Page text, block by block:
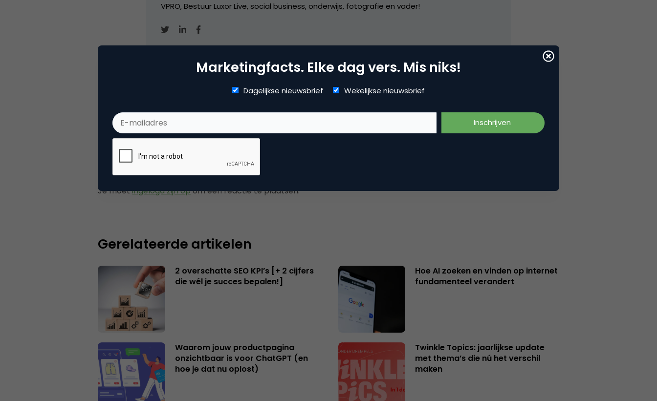
VPRO, Bestuur Luxor Live, social business, onderwijs, fotografie en vader!
Search & Conversie
Tags google adwords, zoekmachine marketing
Plaats reactie
Je moetingelogd zijn opom een reactie te plaatsen.
Gerelateerde artikelen
2 overschatte SEO KPI’s [+ 2 cijfers
die wél je succes bepalen!]
Hoe AI zoeken en vinden op internet
fundamenteel verandert
Waarom jouw productpagina
onzichtbaar is voor ChatGPT (en
hoe je dat nu oplost)
Twinkle Topics: jaarlijkse update
met thema’s die nú het verschil
maken
Marketingfacts. Elke dag vers. Mis niks!
Dagelijkse nieuwsbrief Wekelijkse nieuwsbrief